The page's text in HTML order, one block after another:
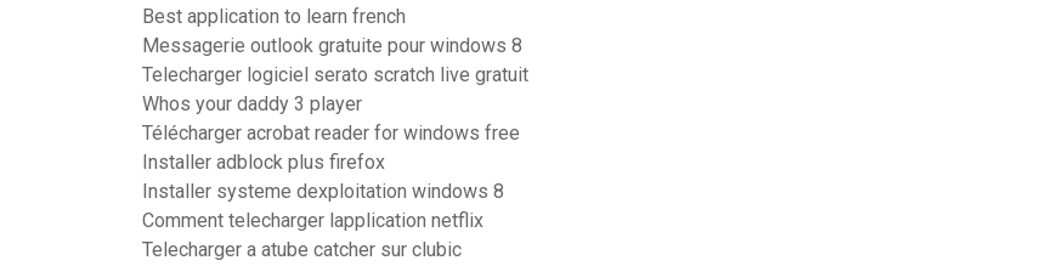
Best application to learn french
Messagerie outlook gratuite pour windows 8
Telecharger logiciel serato scratch live gratuit
Whos your daddy 3 player
Télécharger acrobat reader for windows free
Installer adblock plus firefox
Installer systeme dexploitation windows 8
Comment telecharger lapplication netflix
Telecharger a atube catcher sur clubic